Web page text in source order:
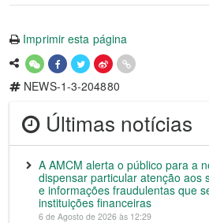
Imprimir esta página
NEWS-1-3-204880
Últimas notícias
A AMCM alerta o público para a
dispensar particular atenção aos
e informações fraudulentas que
instituições financeiras
6 de Agosto de 2026 às 12:29